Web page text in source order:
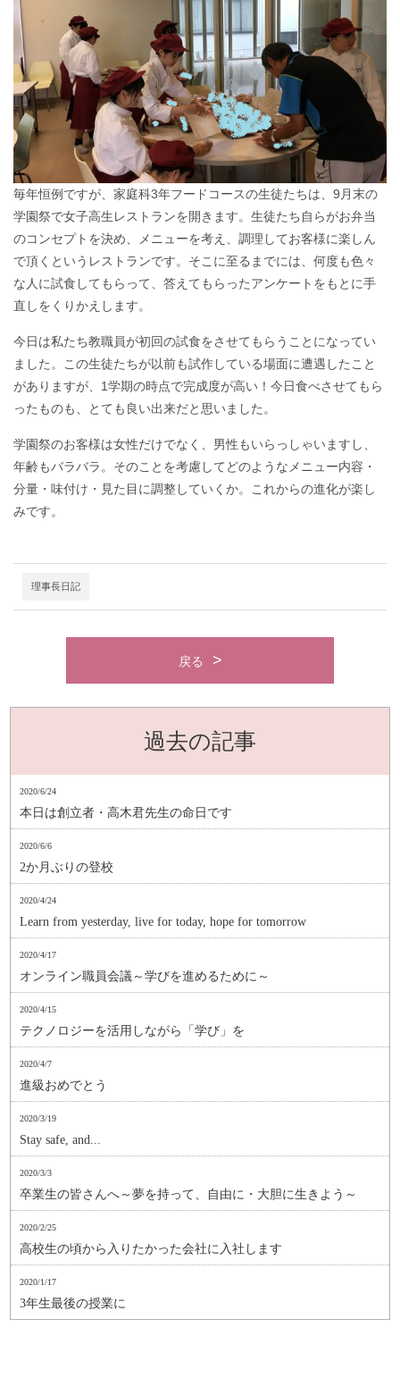
毎年恒例ですが、家庭科3年フードコースの生徒たちは、9月末の
学園祭で女子高生レストランを開きます。生徒たち自らがお弁当
のコンセプトを決め、メニューを考え、調理してお客様に楽しん
で頂くというレストランです。そこに至るまでには、何度も色々
な人に試食してもらって、答えてもらったアンケートをもとに手
直しをくりかえします。
今日は私たち教職員が初回の試食をさせてもらうことになってい
ました。この生徒たちが以前も試作している場面に遭遇したこと
がありますが、1学期の時点で完成度が高い！今日食べさせてもら
ったものも、とても良い出来だと思いました。
学園祭のお客様は女性だけでなく、男性もいらっしゃいますし、
年齢もバラバラ。そのことを考慮してどのようなメニュー内容・
分量・味付け・見た目に調整していくか。これからの進化が楽し
みです。
理事長日記
戻る
過去の記事
2020/6/24
本日は創立者・高木君先生の命日です
2020/6/6
2か月ぶりの登校
2020/4/24
Learn from yesterday, live for today, hope for tomorrow
2020/4/17
オンライン職員会議～学びを進めるために～
2020/4/15
テクノロジーを活用しながら「学び」を
2020/4/7
進級おめでとう
2020/3/19
Stay safe, and...
2020/3/3
卒業生の皆さんへ～夢を持って、自由に・大胆に生きよう～
2020/2/25
高校生の頃から入りたかった会社に入社します
2020/1/17
3年生最後の授業に